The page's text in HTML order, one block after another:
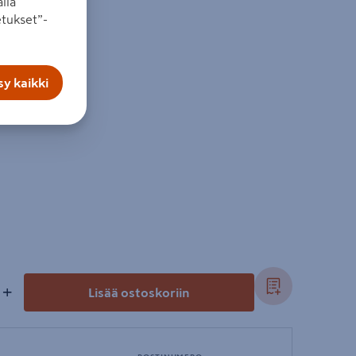
+ Lisää ostoskoriin
kaikki